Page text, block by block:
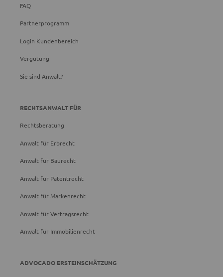
FAQ
Partnerprogramm
Login Kundenbereich
Vergütung
Sie sind Anwalt?
RECHTSANWALT FÜR
Rechtsberatung
Anwalt für Erbrecht
Anwalt für Baurecht
Anwalt für Patentrecht
Anwalt für Markenrecht
Anwalt für Vertragsrecht
Anwalt für Immobilienrecht
ADVOCADO ERSTEINSCHÄTZUNG